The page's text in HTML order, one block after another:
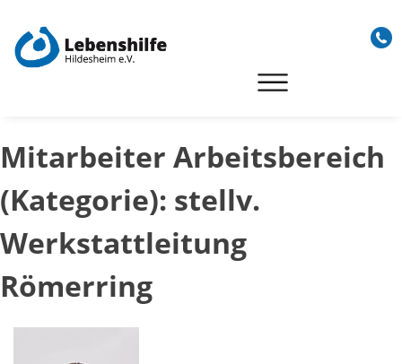
content
Mitarbeiter Arbeitsbereich
(Kategorie): stellv.
Werkstattleitung
Römerring